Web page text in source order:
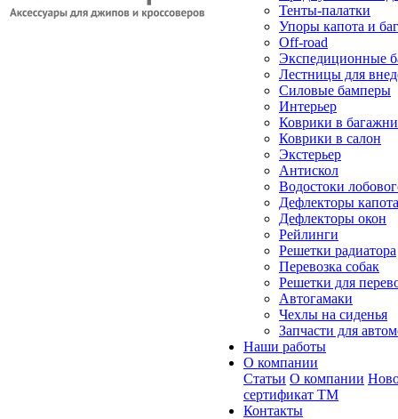
Тенты-палатки
Упоры капота и
Off-road
Экспедиционные
Лестницы для
Силовые бамперы
Интерьер
Коврики в
Коврики в салон
Экстерьер
Антискол
Водостоки
Дефлекторы капота
Дефлекторы окон
Рейлинги
Решетки радиатора
Перевозка собак
Решетки для
Автогамаки
Чехлы на сиденья
Запчасти для
Наши работы
О компании
Статьи О компании
сертификат ТМ
Контакты